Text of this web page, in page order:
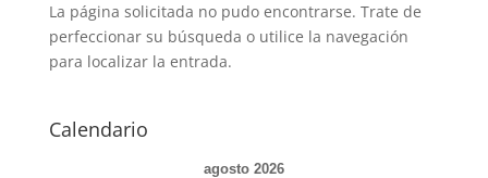
La página solicitada no pudo encontrarse. Trate de
perfeccionar su búsqueda o utilice la navegación
para localizar la entrada.
Calendario
agosto 2026